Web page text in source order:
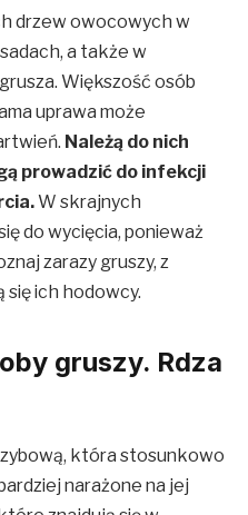
drzew owocowych w
a także w
Większość osób
uprawa może
Należą do nich
prowadzić do infekcji
W skrajnych
do wycięcia, ponieważ
zarazy gruszy, z
się ich hodowcy.
gruszy. Rdza
która stosunkowo
narażone na jej